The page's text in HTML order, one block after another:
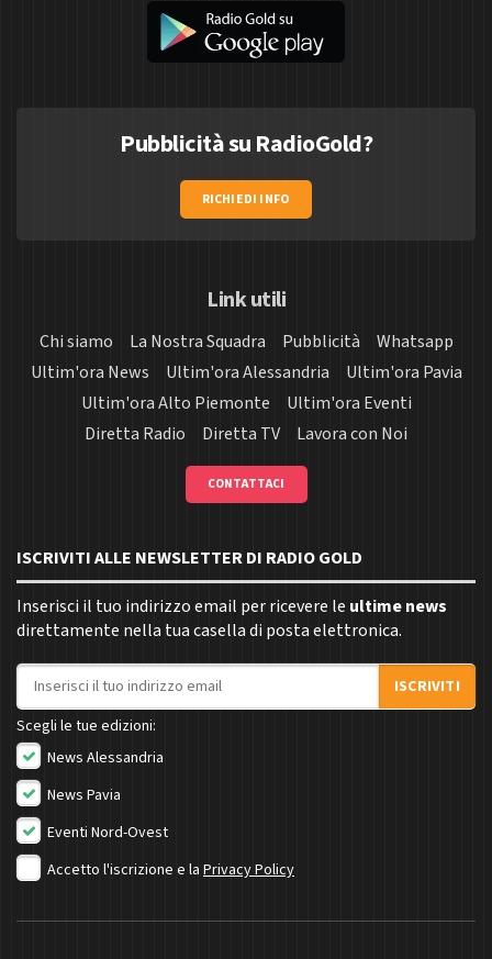
Pubblicità su RadioGold?
RICHIEDI INFO
Link utili
Chi siamo La Nostra Squadra Pubblicità
Whatsapp
Ultim'ora News
Ultim'ora Alessandria
Ultim'ora Pavia
Ultim'ora Alto Piemonte
Ultim'ora Eventi
Diretta Radio
Diretta TV Lavora con Noi
CONTATTACI
ISCRIVITI ALLE NEWSLETTER DI RADIO GOLD
Inserisci il tuo indirizzo email per ricevere le ultime news
direttamente nella tua casella di posta elettronica.
Indirizzo email
ISCRIVITI
Scegli le tue edizioni:
News Alessandria
News Pavia
Eventi Nord-Ovest
Accetto l'iscrizione e la Privacy Policy